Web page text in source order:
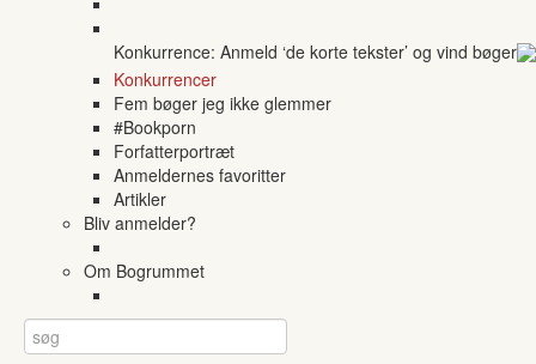
Konkurrence: Anmeld ‘de korte tekster’ og vind bøger
Konkurrencer
Fem bøger jeg ikke glemmer
#Bookporn
Forfatterportræt
Anmeldernes favoritter
Artikler
Bliv anmelder?
Om Bogrummet